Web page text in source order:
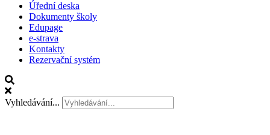
Úřední deska
Dokumenty školy
Edupage
e-strava
Kontakty
Rezervační systém
Vyhledávání...